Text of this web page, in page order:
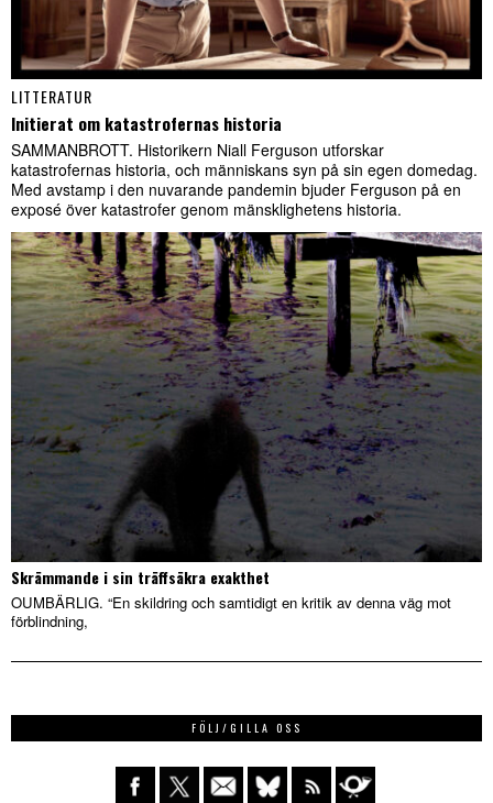
LITTERATUR
Initierat om katastrofernas historia
SAMMANBROTT. Historikern Niall Ferguson utforskar
katastrofernas historia, och människans syn på sin egen domedag.
Med avstamp i den nuvarande pandemin bjuder Ferguson på en
exposé över katastrofer genom mänsklighetens historia.
Skrämmande i sin träffsäkra exakthet
OUMBÄRLIG. “En skildring och samtidigt en kritik av denna väg mot
förblindning,
FÖLJ/GILLA OSS